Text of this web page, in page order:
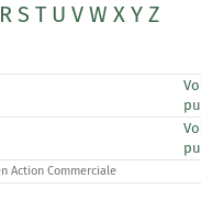
R S T U V W X Y Z
Action Commerciale